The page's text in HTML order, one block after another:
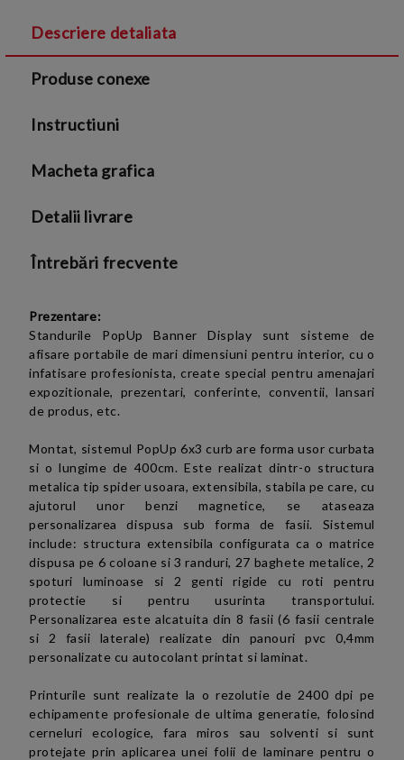
Politica de confidentialitate
Descriere detaliata
Produse conexe
Instructiuni
Macheta grafica
Detalii livrare
Întrebări frecvente
Prezentare:
Standurile PopUp Banner Display sunt sisteme de
afisare portabile de mari dimensiuni pentru interior, cu o
infatisare profesionista, create special pentru amenajari
expozitionale, prezentari, conferinte, conventii, lansari
de produs, etc.
Montat, sistemul PopUp 6x3 curb are formausor curbata
si o lungime de 400cm. Este realizat dintr-o structura
metalica tip spider usoara, extensibila, stabila pe care, cu
ajutorul unor benzi magnetice, se ataseaza
personalizarea dispusa sub forma de fasii. Sistemul
include: structura extensibila configurata ca o matrice
dispusa pe 6 coloane si 3 randuri, 27 baghete metalice, 2
spoturi luminoase si 2 genti rigide cu roti pentru
protectie si pentru usurinta transportului.
Personalizarea este alcatuita din 8 fasii (6 fasii centrale
si 2 fasii laterale) realizate din panouri pvc 0,4mm
personalizate cu autocolant printat si laminat.
Printurile sunt realizate la o rezolutie de 2400 dpi pe
echipamente profesionale de ultima generatie, folosind
cerneluri ecologice, fara miros sau solventi si sunt
protejate prin aplicarea unei folii de laminare pentru o